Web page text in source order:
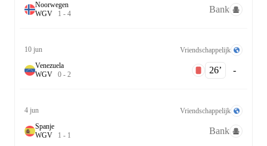
Noorwegen
WGV 1 - 4 Bank
10 jun
Vriendschappelijk
Venezuela
WGV 0 - 2 26‎’‎ -
4 jun
Vriendschappelijk
Spanje
WGV 1 - 1 Bank